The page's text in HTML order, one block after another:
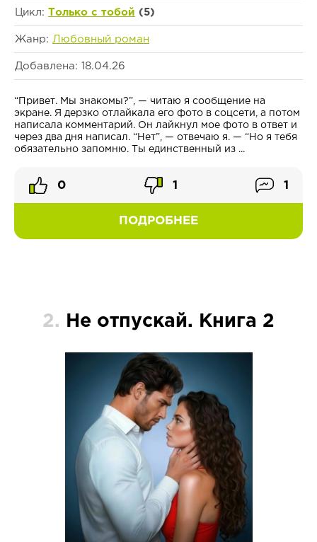
Цикл: Только с тобой (5)
Жанр: Любовный роман
Добавлена: 18.04.26
“Привет. Мы знакомы?”, — читаю я сообщение на
экране. Я дерзко отлайкала его фото в соцсети, а потом
написала комментарий. Он лайкнул мое фото в ответ и
через два дня написал. “Нет”, — отвечаю я. — “Но я тебя
обязательно запомню. Ты единственный из ...
ПОДРОБНЕЕ
0 1 1
2. Не отпускай. Книга 2